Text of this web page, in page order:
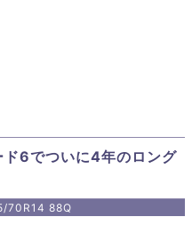
ド6でついに4年のロング
70R14 88Q